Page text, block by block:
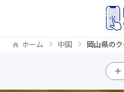
ホーム 中国 岡山県の